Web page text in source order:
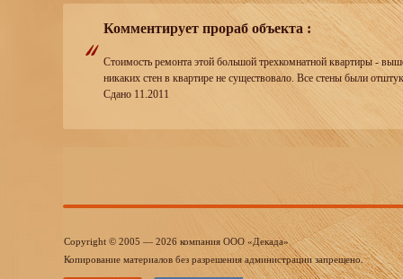
Комментирует прораб объекта :
Стоимость ремонта этой большой трехкомнатной квартиры -
никаких стен в квартире не существовало. Все стены были
Сдано 11.2011
Copyright © 2005 — 2026 компания ООО «Декада»
Копирование материалов без разрешения администрации запрещено.